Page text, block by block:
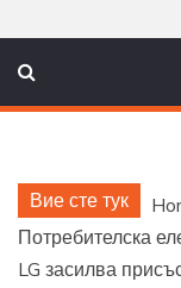
Вие сте тук
Потребителска
LG засилва